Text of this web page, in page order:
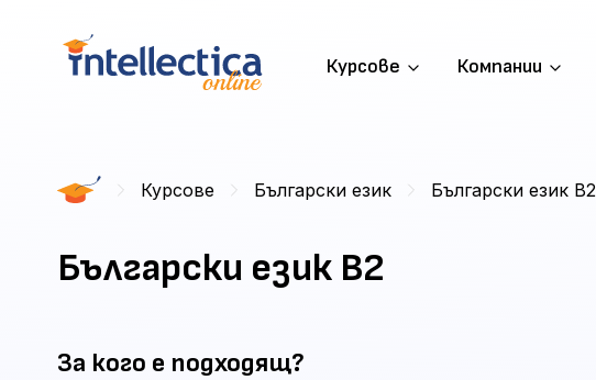
Курсове Компании
Курсове Български език Български език B2
Български език B2
За кого е подходящ?